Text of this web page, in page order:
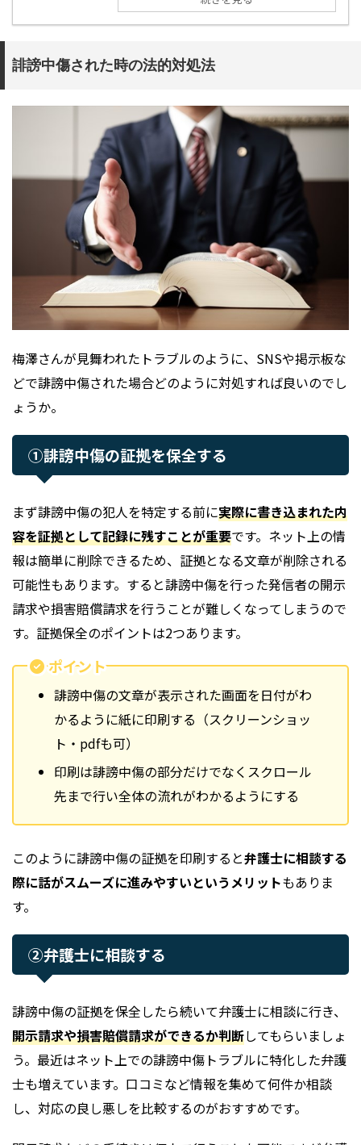
誹謗中傷された時の法的対処法
梅澤さんが見舞われたトラブルのように、SNSや掲示板な
どで誹謗中傷された場合どのように対処すれば良いのでし
ょうか。
①誹謗中傷の証拠を保全する
まず誹謗中傷の犯人を特定する前に実際に書き込まれた内
容を証拠として記録に残すことが重要です。ネット上の情
報は簡単に削除できるため、証拠となる文章が削除される
可能性もあります。すると誹謗中傷を行った発信者の開示
請求や損害賠償請求を行うことが難しくなってしまうので
す。証拠保全のポイントは2つあります。
ポイント
誹謗中傷の文章が表示された画面を日付がわ
かるように紙に印刷する（スクリーンショッ
ト・pdfも可）
印刷は誹謗中傷の部分だけでなくスクロール
先まで行い全体の流れがわかるようにする
このように誹謗中傷の証拠を印刷すると弁護士に相談する
際に話がスムーズに進みやすいというメリットもありま
す。
②弁護士に相談する
誹謗中傷の証拠を保全したら続いて弁護士に相談に行き、
開示請求や損害賠償請求ができるか判断してもらいましょ
う。最近はネット上での誹謗中傷トラブルに特化した弁護
士も増えています。口コミなど情報を集めて何件か相談
し、対応の良し悪しを比較するのがおすすめです。